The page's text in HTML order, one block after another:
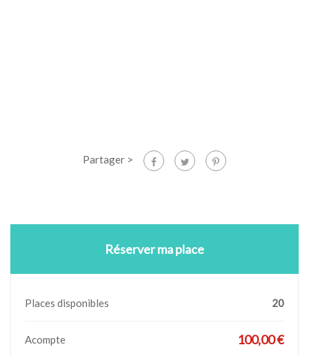
Partager >
Réserver ma place
Places disponibles 20
Acompte 100,00 €